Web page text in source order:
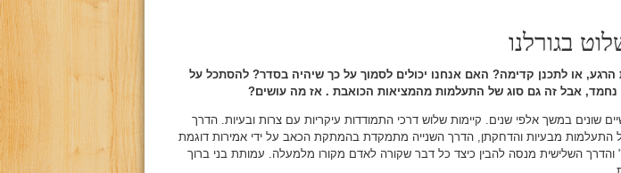
בגורלנו
או לתכנן קדימה? האם אנחנו יכולים לסמוך על כך שיהיה בסדר? להסתכל על
אבל זה גם סוג של התעלמות מהמציאות הכואבת . אז מה עושים?
שונים במשך אלפי שנים. קיימות שלוש דרכי התמודדות עיקריות עם צרות ובעיות. הדרך
מבעיות והדחקתן, הדרך השנייה מתמקדת בהמתקת הכאב על ידי אמירות דוגמת
השלישית מנסה להבין כיצד כל דבר שקורה לאדם מקורו מלמעלה. עמותת בני ברוך